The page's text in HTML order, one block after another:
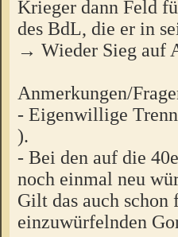
Krieger dann Feld
des BdL, die er in
→ Wieder Sieg auf
Anmerkungen/
- Eigenwillige
).
- Bei den auf die
noch einmal neu
Gilt das auch
einzuwürfelnden